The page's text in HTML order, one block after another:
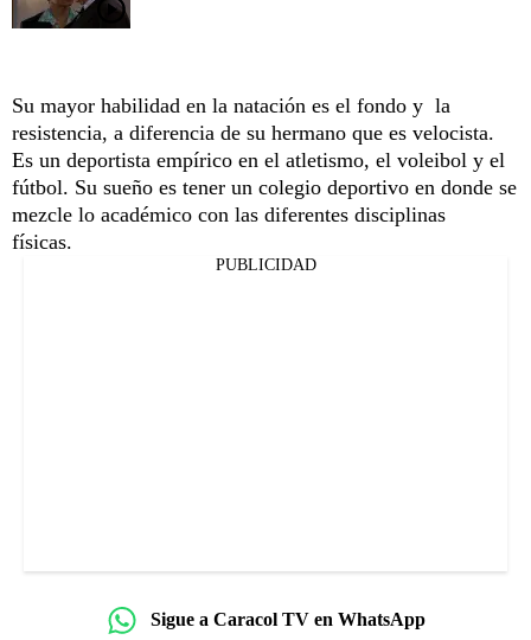
Su mayor habilidad en la natación es el fondo y la
resistencia, a diferencia de su hermano que es velocista.
Es un deportista empírico en el atletismo, el voleibol y el
fútbol. Su sueño es tener un colegio deportivo en donde se
mezcle lo académico con las diferentes disciplinas
físicas.
PUBLICIDAD
Sigue a Caracol TV en WhatsApp